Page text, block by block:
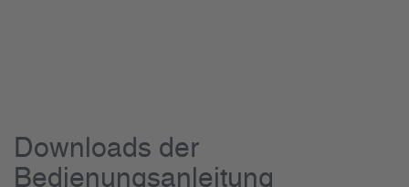
Downloads der
Bedienungsanleitung